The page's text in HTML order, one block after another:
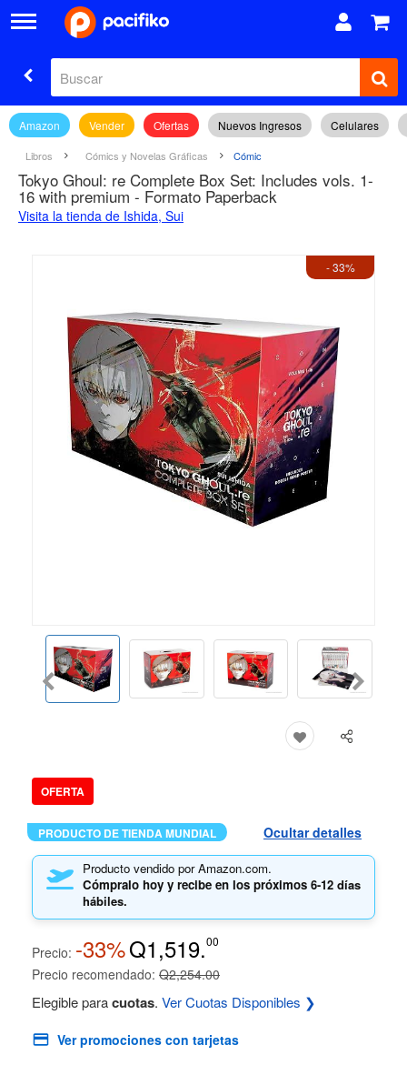
Amazon Vender Ofertas Nuevos Ingresos Celulares
Libros Cómics y Novelas Gráficas Cómic
Tokyo Ghoul: re Complete Box Set: Includes vols. 1-
16 with premium - Formato Paperback
Visita la tienda de Ishida, Sui
- 33%
OFERTA
PRODUCTO DE TIENDA MUNDIAL Ocultar detalles
Producto vendido por Amazon.com.
Cómpralo hoy y recibe en los próximos 6-12 días
hábiles.
Precio: -33%Q1,519.00
Precio recomendado: Q2,254.00
Elegible paracuotas. Ver Cuotas Disponibles ❯
Ver promociones con tarjetas